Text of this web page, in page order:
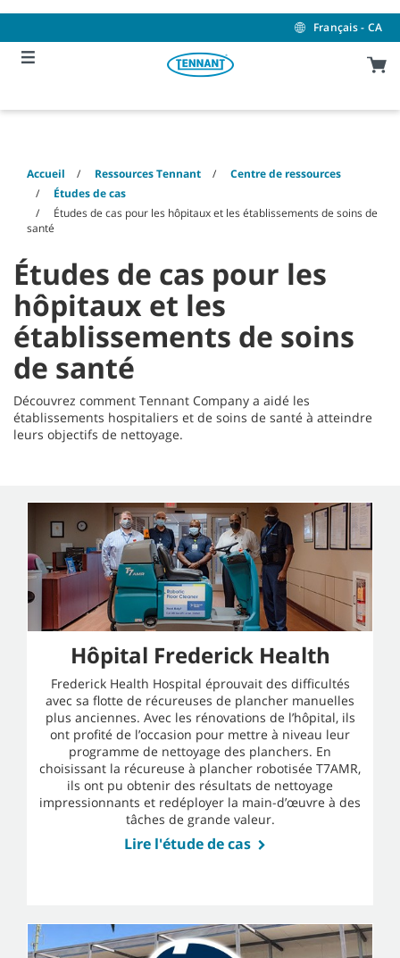
content
navigation
menu
Français - CA
Accueil Ressources Tennant
Centre de ressources
Études de cas
Études de cas pour les hôpitaux et les établissements de soins de
santé
Études de cas pour les
hôpitaux et les
établissements de soins
de santé
Découvrez comment Tennant Company a aidé les
établissements hospitaliers et de soins de santé à atteindre
leurs objectifs de nettoyage.
Hôpital Frederick Health
Frederick Health Hospital éprouvait des difficultés
avec sa flotte de récureuses de plancher manuelles
plus anciennes. Avec les rénovations de l’hôpital, ils
ont profité de l’occasion pour mettre à niveau leur
programme de nettoyage des planchers. En
choisissant la récureuse à plancher robotisée T7AMR,
ils ont pu obtenir des résultats de nettoyage
impressionnants et redéployer la main-d’œuvre à des
tâches de grande valeur.
Lire l'étude de cas